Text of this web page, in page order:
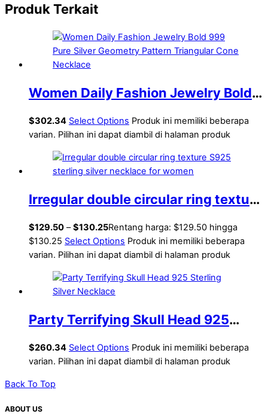
Produk Terkait
Women Daily Fashion Jewelry Bold
999 Pure Silver Geometry Pattern
Triangular Cone Necklace
$302.34 Select Options Produk ini memiliki beberapa
varian. Pilihan ini dapat diambil di halaman produk
Irregular double circular ring texture
S925 sterling silver necklace for
women
$129.50 – $130.25Rentang harga: $129.50 hingga
$130.25 Select Options Produk ini memiliki beberapa
varian. Pilihan ini dapat diambil di halaman produk
Party Terrifying Skull Head 925
Sterling Silver Necklace
$260.34 Select Options Produk ini memiliki beberapa
varian. Pilihan ini dapat diambil di halaman produk
Back To Top
ABOUT US